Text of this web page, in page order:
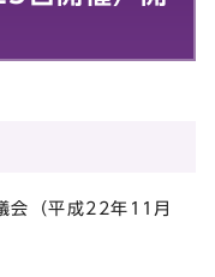
会（平成22年11月